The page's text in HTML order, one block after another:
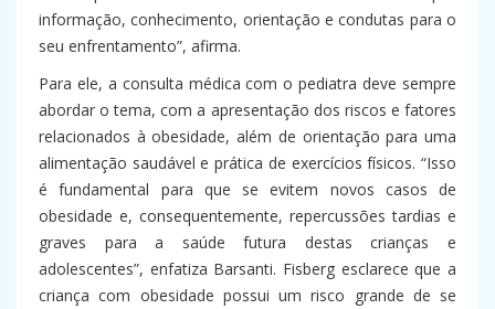
informação, conhecimento, orientação e condutas para o
seu enfrentamento”, afirma.
Para ele, a consulta médica com o pediatra deve sempre
abordar o tema, com a apresentação dos riscos e fatores
relacionados à obesidade, além de orientação para uma
alimentação saudável e prática de exercícios físicos. “Isso
é fundamental para que se evitem novos casos de
obesidade e, consequentemente, repercussões tardias e
graves para a saúde futura destas crianças e
adolescentes”, enfatiza Barsanti. Fisberg esclarece que a
criança com obesidade possui um risco grande de se